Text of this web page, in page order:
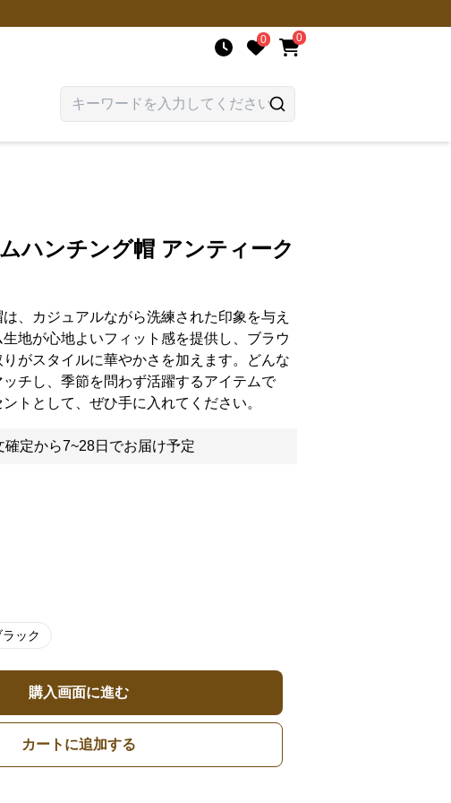
0 0
ハンチング帽 アンティーク
、カジュアルながら洗練された印象を与え
地が心地よいフィット感を提供し、ブラウ
がスタイルに華やかさを加えます。どんな
チし、季節を問わず活躍するアイテムで
トとして、ぜひ手に入れてください。
確定から7~28日でお届け予定
ラック
購入画面に進む
カートに追加する